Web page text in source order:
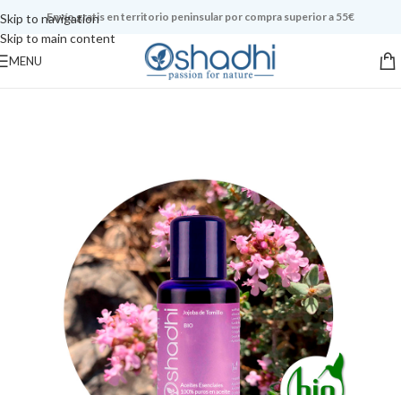
Skip to navigation
Skip to main content
Envío gratis en territorio peninsular por compra superior a 55€
MENU